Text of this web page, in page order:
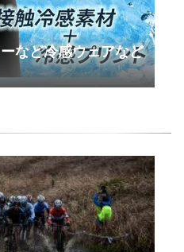
など冷感ウェアなど